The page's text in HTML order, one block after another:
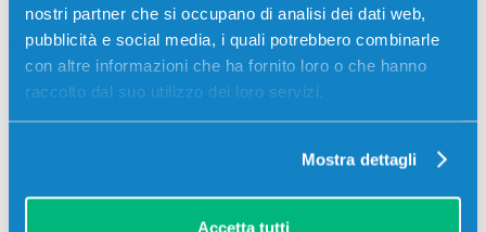
nostri partner che si occupano di analisi dei dati web,
pubblicità e social media, i quali potrebbero combinarle
con altre informazioni che ha fornito loro o che hanno
raccolto dal suo utilizzo dei loro servizi.
Mostra dettagli
Accetta tutti
Aggiungi al carrello
Spedizione gratuita
giorni ore
36
min
34
sec
Più acquisti, più risparmi:Visita la pagina prodotto per